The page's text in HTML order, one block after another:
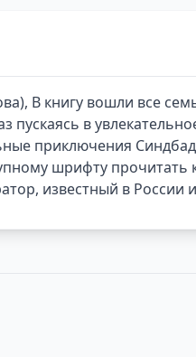
В книгу вошли все
пускаясь в
приключения
шрифту
известный в России